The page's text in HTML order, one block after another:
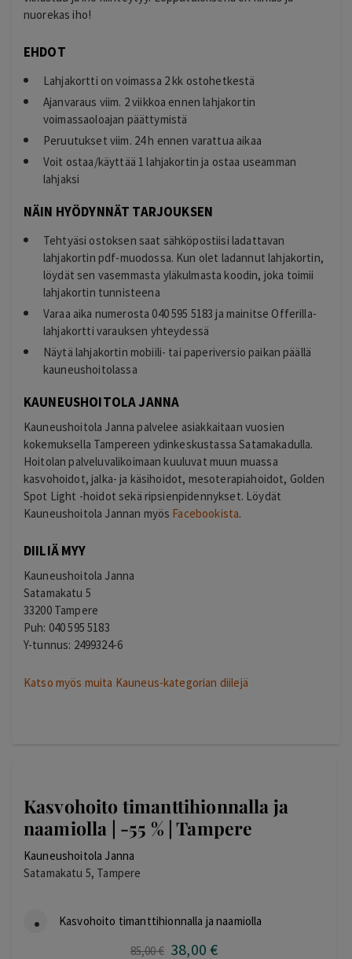
nuorekas iho!
EHDOT
Lahjakortti on voimassa 2 kk ostohetkestä
Ajanvaraus viim. 2 viikkoa ennen lahjakortin
voimassaoloajan päättymistä
Peruutukset viim. 24 h ennen varattua aikaa
Voit ostaa/käyttää 1 lahjakortin ja ostaa useamman
lahjaksi
NÄIN HYÖDYNNÄT TARJOUKSEN
Tehtyäsi ostoksen saat sähköpostiisi ladattavan
lahjakortin pdf-muodossa. Kun olet ladannut lahjakortin,
löydät sen vasemmasta yläkulmasta koodin, joka toimii
lahjakortin tunnisteena
Varaa aika numerosta 040 595 5183 ja mainitse Offerilla-
lahjakortti varauksen yhteydessä
Näytä lahjakortin mobiili- tai paperiversio paikan päällä
kauneushoitolassa
KAUNEUSHOITOLA JANNA
Kauneushoitola Janna palvelee asiakkaitaan vuosien
kokemuksella Tampereen ydinkeskustassa Satamakadulla.
Hoitolan palveluvalikoimaan kuuluvat muun muassa
kasvohoidot, jalka- ja käsihoidot, mesoterapiahoidot, Golden
Spot Light -hoidot sekä ripsienpidennykset. Löydät
Kauneushoitola Jannan myös Facebookista.
DIILIÄ MYY
Kauneushoitola Janna
Satamakatu 5
33200 Tampere
Puh: 040 595 5183
Y-tunnus: 2499324-6
Katso myös muita Kauneus-kategorian diilejä
Kasvohoito timanttihionnalla ja
naamiolla | -55 % | Tampere
Kauneushoitola Janna
Satamakatu 5, Tampere
Kasvohoito timanttihionnalla ja naamiolla
85,00€ Alkuperäinen
38,00 €Nykyinen